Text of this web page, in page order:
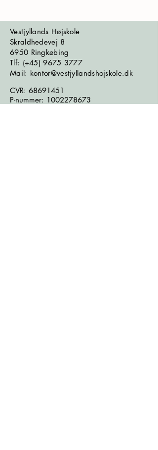
Vestjyllands Højskole
Skraldhedevej 8
6950 Ringkøbing
​​​Tlf: (+45)9675 3777
Mail: kontor@vestjyllandshojskole.dk
CVR: 68691451
P-nummer: 1002278673